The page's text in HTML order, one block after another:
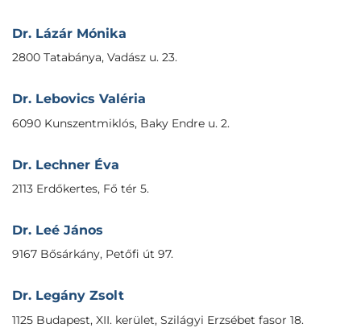
Dr. Lázár Mónika
2800 Tatabánya, Vadász u. 23.
Dr. Lebovics Valéria
6090 Kunszentmiklós, Baky Endre u. 2.
Dr. Lechner Éva
2113 Erdőkertes, Fő tér 5.
Dr. Leé János
9167 Bősárkány, Petőfi út 97.
Dr. Legány Zsolt
1125 Budapest, XII. kerület, Szilágyi Erzsébet fasor 18.